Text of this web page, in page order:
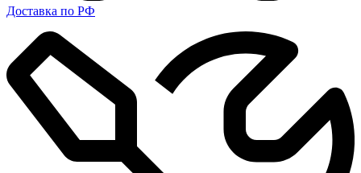
Доставка по РФ